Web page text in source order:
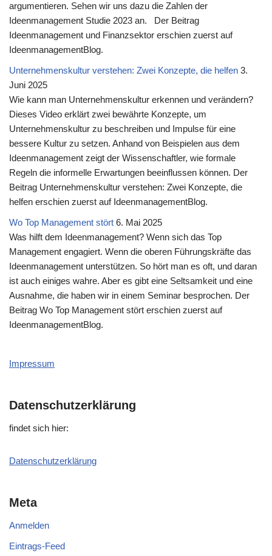
argumentieren. Sehen wir uns dazu die Zahlen der
Ideenmanagement Studie 2023 an. Der Beitrag
Ideenmanagement und Finanzsektor erschien zuerst auf
IdeenmanagementBlog.
Unternehmenskultur verstehen: Zwei Konzepte, die helfen 3.
Juni 2025
Wie kann man Unternehmenskultur erkennen und verändern?
Dieses Video erklärt zwei bewährte Konzepte, um
Unternehmenskultur zu beschreiben und Impulse für eine
bessere Kultur zu setzen. Anhand von Beispielen aus dem
Ideenmanagement zeigt der Wissenschaftler, wie formale
Regeln die informelle Erwartungen beeinflussen können. Der
Beitrag Unternehmenskultur verstehen: Zwei Konzepte, die
helfen erschien zuerst auf IdeenmanagementBlog.
Wo Top Management stört 6. Mai 2025
Was hilft dem Ideenmanagement? Wenn sich das Top
Management engagiert. Wenn die oberen Führungskräfte das
Ideenmanagement unterstützen. So hört man es oft, und daran
ist auch einiges wahre. Aber es gibt eine Seltsamkeit und eine
Ausnahme, die haben wir in einem Seminar besprochen. Der
Beitrag Wo Top Management stört erschien zuerst auf
IdeenmanagementBlog.
Impressum
Datenschutzerklärung
fin­det sich hier:
Daten­schutz­er­klä­rung
Meta
Anmelden
Eintrags-Feed